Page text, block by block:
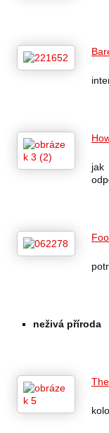
jak
neživá příroda